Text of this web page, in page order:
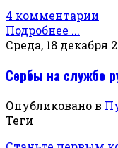
4 комментарии
Подробнее ...
Среда, 18 декабря
Сербы на службе
Опубликовано в
Теги